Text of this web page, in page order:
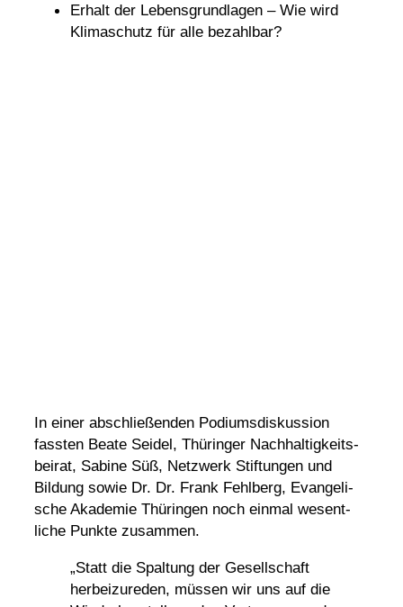
Erhalt der Lebens­grund­lagen – Wie wird
Klima­schutz für alle bezahlbar?
In einer abschlie­ßenden Podi­ums­dis­kus­sion
fassten Beate Seidel, Thüringer Nach­hal­tig­keits­
beirat, Sabine Süß, Netz­werk Stif­tungen und
Bildung sowie Dr. Dr. Frank Fehl­berg, Evan­ge­li­
sche Akademie Thüringen noch einmal wesent­
liche Punkte zusammen.
„Statt die Spal­tung der Gesell­schaft
herbei­zu­reden, müssen wir uns auf die